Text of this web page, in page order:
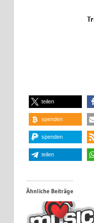
teilen
spenden
spenden
teilen
Ähnliche Beiträge